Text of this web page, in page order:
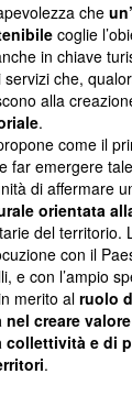
che
coglie
in chiave
servizi che,
alla
.
come il
far emergere
di affermare
orientata
del territorio.
con il
e con l’ampio
merito al ruolo
creare
collettività e di
.